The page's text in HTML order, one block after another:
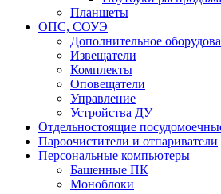
Планшеты
ОПС, СОУЭ
Дополнительное
Извещатели
Комплекты
Оповещатели
Управление
Устройства ДУ
Отдельностоящие
Пароочистители и отпариватели
Персональные компьютеры
Башенные ПК
Моноблоки